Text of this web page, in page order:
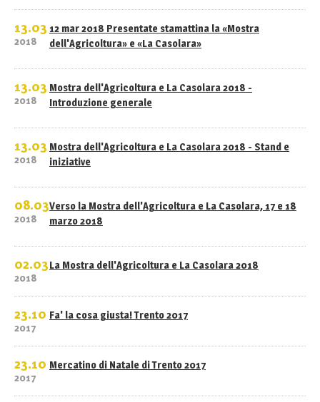
13.03
2018
12 mar 2018 Presentate stamattina la «Mostra
dell'Agricoltura» e «La Casolara»
13.03
2018
Mostra dell'Agricoltura e La Casolara 2018 -
Introduzione generale
13.03
2018
Mostra dell'Agricoltura e La Casolara 2018 - Stand e
iniziative
08.03
2018
Verso la Mostra dell'Agricoltura e La Casolara, 17 e 18
marzo 2018
02.03
2018
La Mostra dell'Agricoltura e La Casolara 2018
23.10
2017
Fa' la cosa giusta! Trento 2017
23.10
2017
Mercatino di Natale di Trento 2017